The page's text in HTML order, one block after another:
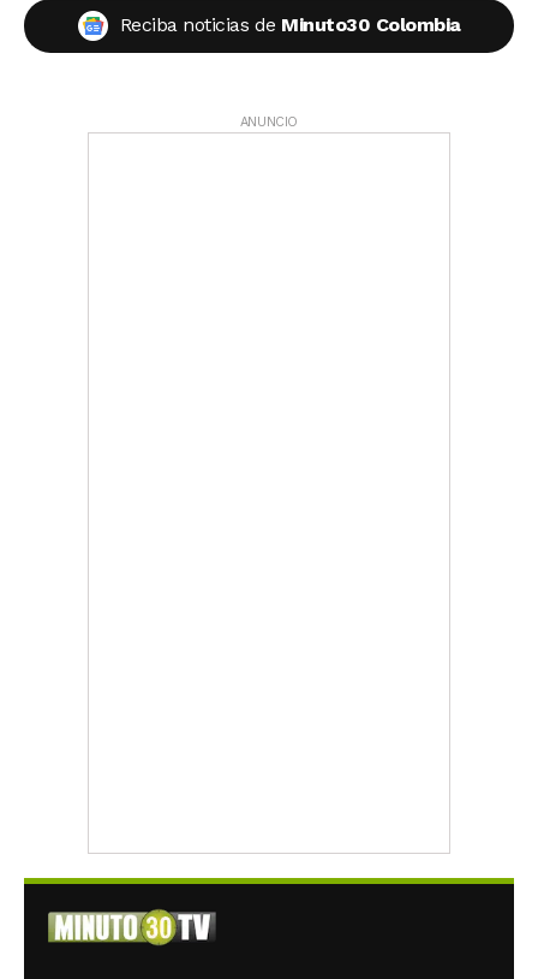
Reciba noticias de Minuto30 Colombia
ANUNCIO